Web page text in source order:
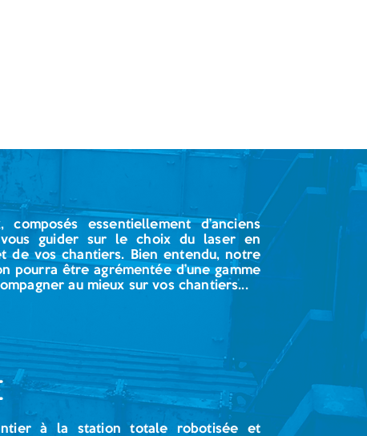
composés essentiellement d’anciens
guider sur le choix du laser en
de vos chantiers. Bien entendu, notre
pourra être agrémentée d’une gamme
au mieux sur vos chantiers...
à la station totale robotisée et